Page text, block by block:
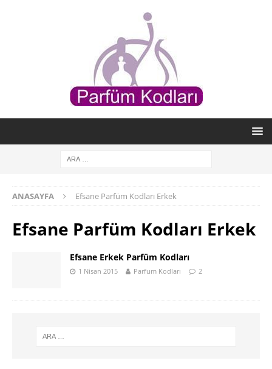
ANASAYFA Efsane Parfüm Kodları Erkek
Efsane Parfüm Kodları Erkek
Efsane Erkek Parfüm Kodları
1 Nisan 2015 Parfum Kodları 2